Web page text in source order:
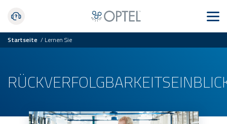
Startseite / Lernen Sie